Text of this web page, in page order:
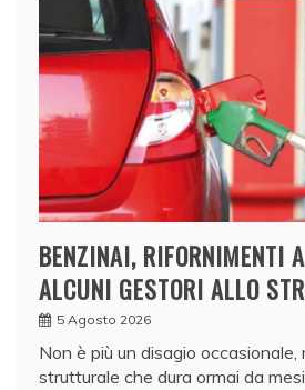
BENZINAI, RIFORNIMENTI
ALCUNI GESTORI ALLO
5 Agosto 2026
Non è più un disagio occasionale,
strutturale che dura ormai da